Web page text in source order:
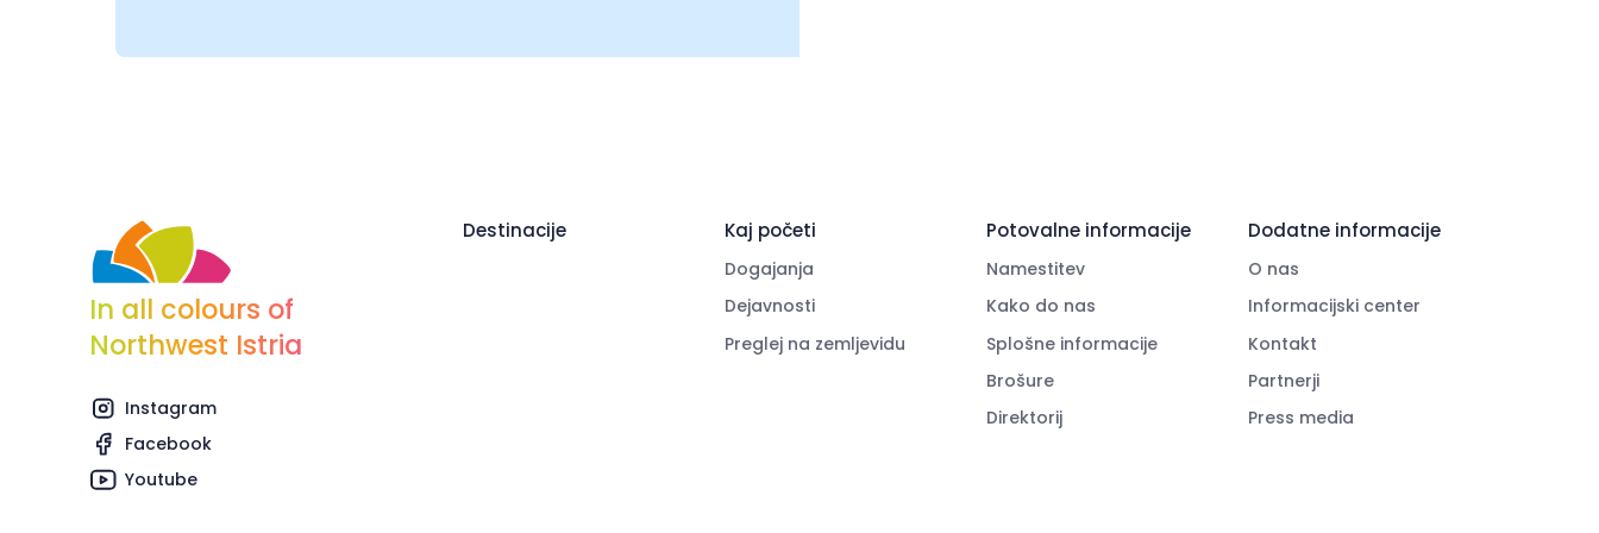
In all colours of
Northwest Istria
Instagram
Facebook
Youtube
Destinacije Kaj početi
Dogajanja
Dejavnosti
Preglej na zemljevidu
Potovalne informacije
Namestitev
Kako do nas
Splošne informacije
Brošure
Direktorij
Dodatne informacije
O nas
Informacijski center
Kontakt
Partnerji
Press media